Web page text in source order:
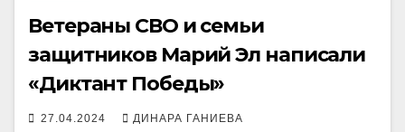
Ветераны СВО и семьи
защитников Марий Эл написали
«Диктант Победы»
27.04.2024 ДИНАРА ГАНИЕВА